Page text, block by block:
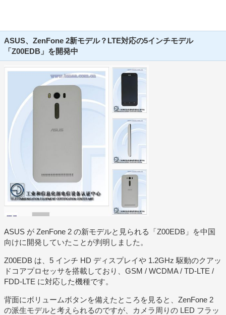
ASUS、ZenFone 2新モデル？LTE対応の5インチモデル
「Z00EDB」を開発中
ASUS が ZenFone 2 の新モデルと見られる「Z00EDB」を中国
向けに開発していたことが判明しました。
Z00EDB は、5 インチ HD ディスプレイや 1.2GHz 駆動のクアッ
ドコアプロセッサを搭載しており、GSM / WCDMA / TD-LTE /
FDD-LTE に対応した機種です。
背面にボリュームボタンを備えたところを見ると、ZenFone 2
の派生モデルと考えられるのですが、カメラ周りの LED フラッ